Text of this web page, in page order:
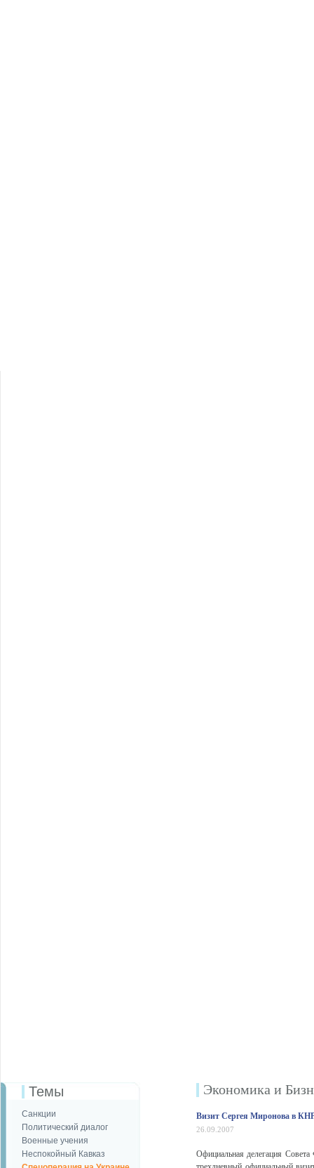
Темы
Санкции
Политический диалог
Военные учения
Неспокойный Кавказ
Экономика и
Визит Сергея Миронова в
26.09.2007
Официальная делегация